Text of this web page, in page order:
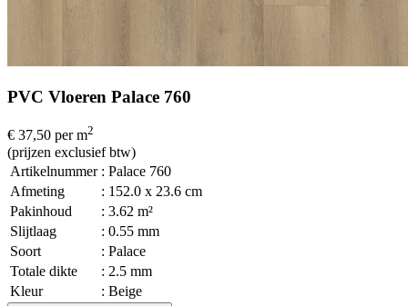
PVC Vloeren Palace 760
€ 37,50 per m2
(prijzen exclusief btw)
Artikelnummer : Palace 760
Afmeting
: 152.0 x 23.6 cm
Pakinhoud
: 3.62 m²
Slijtlaag
: 0.55 mm
Soort
: Palace
Totale dikte
: 2.5 mm
Kleur
: Beige